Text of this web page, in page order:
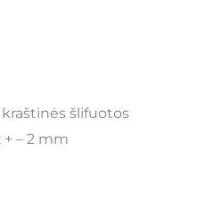
šlifuotos
– 2 mm